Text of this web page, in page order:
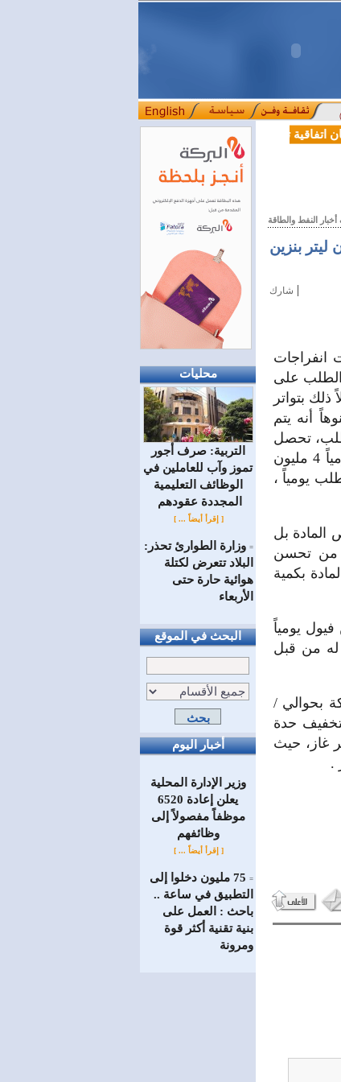
محليات
التربية: صرف أجور
تموز وآب للعاملين في
الوظائف ‏التعليمية
المجددة عقودهم ‏
[ إقرأ أيضاً ... ]
= وزارة الطوارئ تحذر:
البلاد تتعرض لكتلة
هوائية حارة حتى
الأربعاء
البحث في الموقع
أخبار اليوم
وزير الإدارة المحلية
يعلن إعادة 6520
موظفاً مفصولاً إلى
‏وظائفهم
[ إقرأ أيضاً ... ]
=
75 مليون دخلوا إلى
التطبيق في ساعة ..
باحث : العمل على
بنية تقنية أكثر قوة
ومرونة
اتفاقية تعاون في مجالي التعليم العالي والبحث العلمي
النفط والطاقة
.. النفط : نوزع 4,5 مليون ليتر مازوت و 4 مليون ليتر بنزين
شارك |
انفراجات
الطلب على
بتواتر
أنه يتم
ليتر مازوت يومياً على كافة المحافظات بما يعادل 200 طلب، تحصل
منها دمشق وحدها على حوالي مليون ليتر ، بينما تبلغ كمية البنزين الموزعة يومياً 4 مليون
يعادل 180 طلب تأخذ منها العاصمة حوالي 1,1 مليون ليتر بما يقارب 50 طلب يومياً ،
المادة بل
من تحسن
حصلت على المادة بكمية
توليد الكهرباء تستجر مابين 4500 إلى 5000 طن فيول يومياً
له من قبل
بحوالي /
حدة
تدميره ما يقارب /٣/ ملايين متر غاز، حيث
.